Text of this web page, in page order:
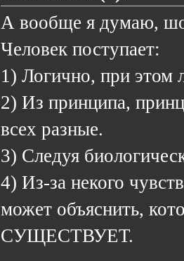
А вообще я думаю,
Человек поступает:
1) Логично, при этом
2) Из принципа,
всех разные.
3) Следуя
4) Из-за некого
может объяснить,
СУЩЕСТВУЕТ.